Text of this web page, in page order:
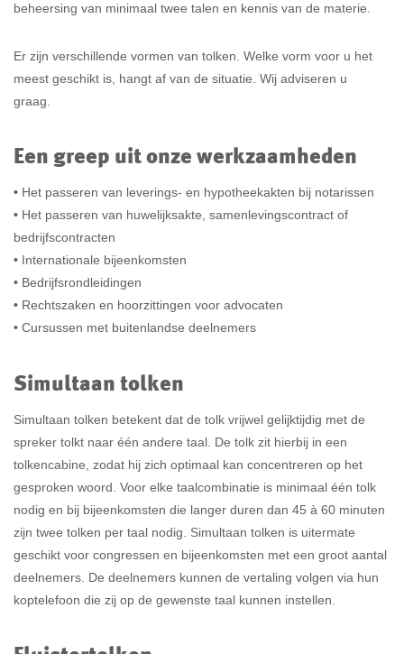
beheersing van minimaal twee talen en kennis van de materie.
Er zijn verschillende vormen van tolken. Welke vorm voor u het
meest geschikt is, hangt af van de situatie. Wij adviseren u
graag.
Een greep uit onze werkzaamheden
• Het passeren van leverings- en hypotheekakten bij notarissen
• Het passeren van huwelijksakte, samenlevingscontract of
bedrijfscontracten
• Internationale bijeenkomsten
• Bedrijfsrondleidingen
• Rechtszaken en hoorzittingen voor advocaten
• Cursussen met buitenlandse deelnemers
Simultaan tolken
Simultaan tolken betekent dat de tolk vrijwel gelijktijdig met de
spreker tolkt naar één andere taal. De tolk zit hierbij in een
tolkencabine, zodat hij zich optimaal kan concentreren op het
gesproken woord. Voor elke taalcombinatie is minimaal één tolk
nodig en bij bijeenkomsten die langer duren dan 45 à 60 minuten
zijn twee tolken per taal nodig. Simultaan tolken is uitermate
geschikt voor congressen en bijeenkomsten met een groot aantal
deelnemers. De deelnemers kunnen de vertaling volgen via hun
koptelefoon die zij op de gewenste taal kunnen instellen.